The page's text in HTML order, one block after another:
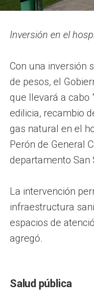
Inversión en el
Con una inversión
de pesos, el
que llevará a cabo
edilicia, recambio
gas natural en el
Perón de General
departamento San
La intervención
infraestructura
espacios de
agregó.
Salud pública